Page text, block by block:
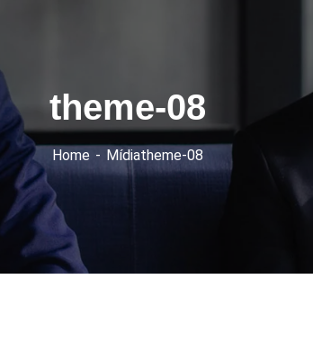
theme-08
Home Mídiatheme-08